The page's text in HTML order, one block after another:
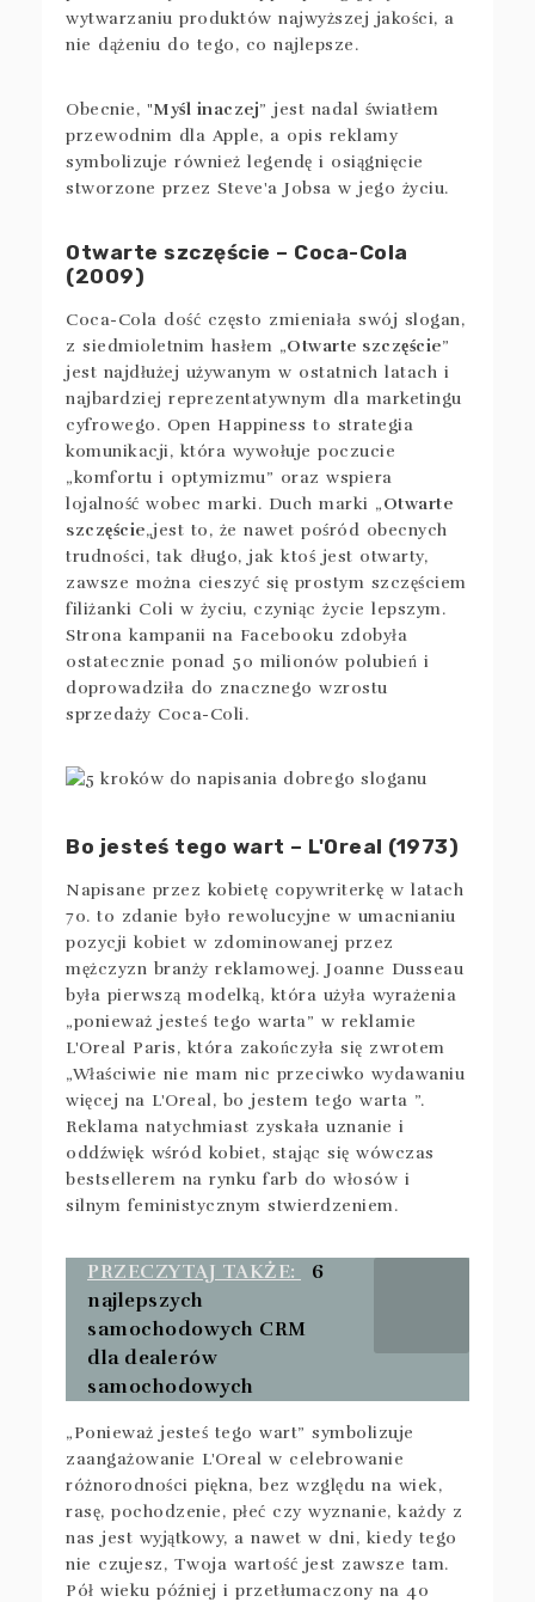
wytwarzaniu produktów najwyższej jakości, a
nie dążeniu do tego, co najlepsze.
Obecnie, "Myśl inaczej” jest nadal światłem
przewodnim dla Apple, a opis reklamy
symbolizuje również legendę i osiągnięcie
stworzone przez Steve'a Jobsa w jego życiu.
Otwarte szczęście – Coca-Cola
(2009)
Coca-Cola dość często zmieniała swój slogan,
z siedmioletnim hasłem „Otwarte szczęście”
jest najdłużej używanym w ostatnich latach i
najbardziej reprezentatywnym dla marketingu
cyfrowego. Open Happiness to strategia
komunikacji, która wywołuje poczucie
„komfortu i optymizmu” oraz wspiera
lojalność wobec marki. Duch marki „Otwarte
szczęście„jest to, że nawet pośród obecnych
trudności, tak długo, jak ktoś jest otwarty,
zawsze można cieszyć się prostym szczęściem
filiżanki Coli w życiu, czyniąc życie lepszym.
Strona kampanii na Facebooku zdobyła
ostatecznie ponad 50 milionów polubień i
doprowadziła do znacznego wzrostu
sprzedaży Coca-Coli.
Bo jesteś tego wart – L'Oreal (1973)
Napisane przez kobietę copywriterkę w latach
70. to zdanie było rewolucyjne w umacnianiu
pozycji kobiet w zdominowanej przez
mężczyzn branży reklamowej. Joanne Dusseau
była pierwszą modelką, która użyła wyrażenia
„ponieważ jesteś tego warta” w reklamie
L'Oreal Paris, która zakończyła się zwrotem
„Właściwie nie mam nic przeciwko wydawaniu
więcej na L'Oreal, bo jestem tego warta ”.
Reklama natychmiast zyskała uznanie i
oddźwięk wśród kobiet, stając się wówczas
bestsellerem na rynku farb do włosów i
silnym feministycznym stwierdzeniem.
PRZECZYTAJ TAKŻE:
6
najlepszych
samochodowych CRM
dla dealerów
samochodowych
„Ponieważ jesteś tego wart” symbolizuje
zaangażowanie L'Oreal w celebrowanie
różnorodności piękna, bez względu na wiek,
rasę, pochodzenie, płeć czy wyznanie, każdy z
nas jest wyjątkowy, a nawet w dni, kiedy tego
nie czujesz, Twoja wartość jest zawsze tam.
Pół wieku później i przetłumaczony na 40